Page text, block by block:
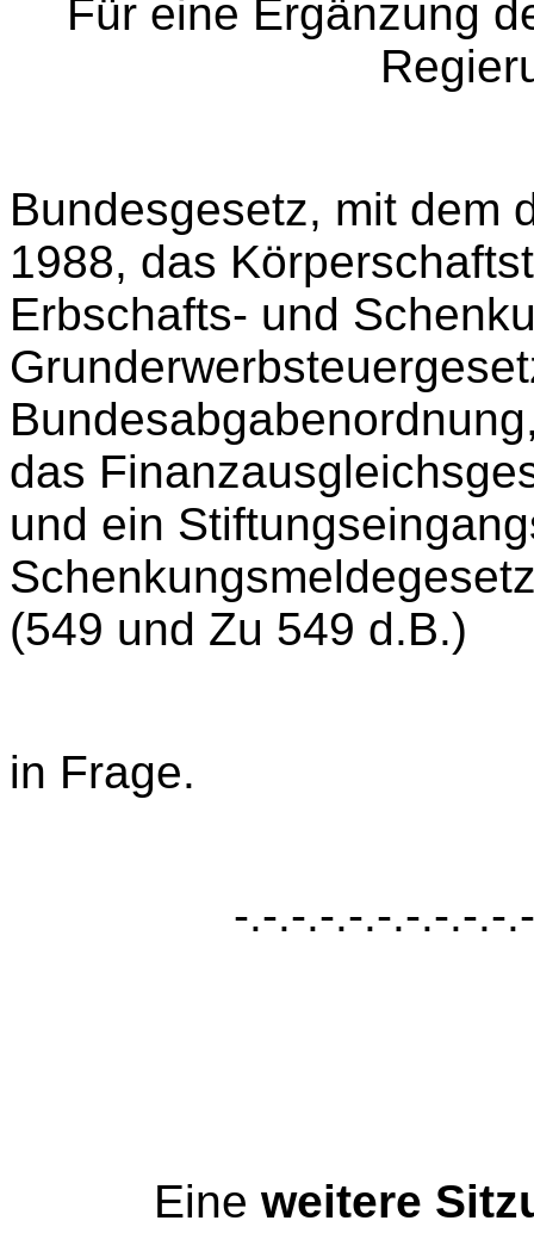
Für eine Ergänzung
Bundesgesetz, mit dem
1988, das
Erbschafts- und
das
und ein
(549 und Zu 549 d.B.)
in Frage.
-.-.-.-.-.-.-.-.-.-
Eine weitere